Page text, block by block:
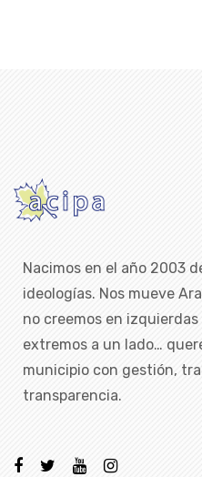
Nacimos en el año 2003
ideologías. Nos mueve
no creemos en
extremos a un lado…
municipio con gestión,
transparencia.